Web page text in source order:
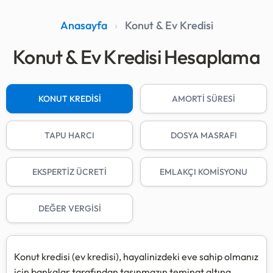
Anasayfa › Konut & Ev Kredisi
Konut & Ev Kredisi Hesaplama
KONUT KREDİSİ AMORTİ SÜRESİ
TAPU HARCI DOSYA MASRAFI
EKSPERTİZ ÜCRETİ EMLAKÇI KOMİSYONU
DEĞER VERGİSİ
Konut kredisi (ev kredisi), hayalinizdeki eve sahip olmanız